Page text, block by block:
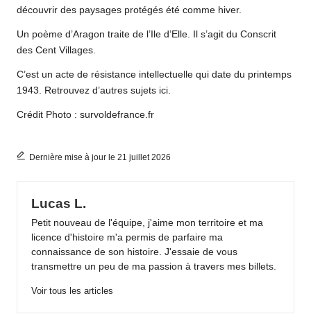
découvrir des paysages protégés été comme hiver.
Un poème d’Aragon traite de l’Ile d’Elle. Il s’agit du Conscrit
des Cent Villages.
C’est un acte de résistance intellectuelle qui date du printemps
1943. Retrouvez d’autres sujets ici.
Crédit Photo : survoldefrance.fr
Dernière mise à jour le 21 juillet 2026
Lucas L.
Petit nouveau de l'équipe, j'aime mon territoire et ma
licence d'histoire m'a permis de parfaire ma
connaissance de son histoire. J'essaie de vous
transmettre un peu de ma passion à travers mes billets.
Voir tous les articles